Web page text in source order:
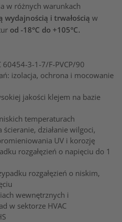
w różnych warunkach
wydajnością i trwałością w
od -18°C do +105°C.
60454-3-1-7/F-PVCP/90
izolacja, ochrona i mocowanie
jakości klejem na bazie
temperaturach
ścieranie, działanie wilgoci,
UV i korozję
rozgałęzień o napięciu do 1
rozgałęzień o niskim,
wewnętrznych i
w sektorze HVAC